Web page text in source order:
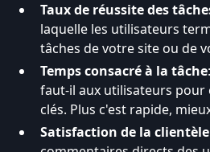
Taux de réussite des
laquelle les utilisateurs
tâches de votre site ou de
Temps consacré à la tâche
faut-il aux utilisateurs pour
clés. Plus c'est rapide,
Satisfaction de la clientèle